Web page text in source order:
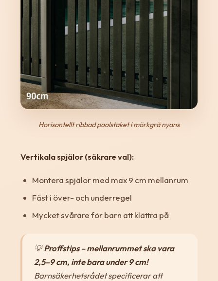
Horisontellt ribbad poolstaket i mörkgrå nyans
Vertikala spjälor (säkrare val):
Montera spjälor med max 9 cm mellanrum
Fäst i över- och underregel
Mycket svårare för barn att klättra på
💡Proffstips – mellanrummet ska vara
2,5–9 cm, inte bara under 9 cm!
Barnsäkerhetsrådet specificerar att